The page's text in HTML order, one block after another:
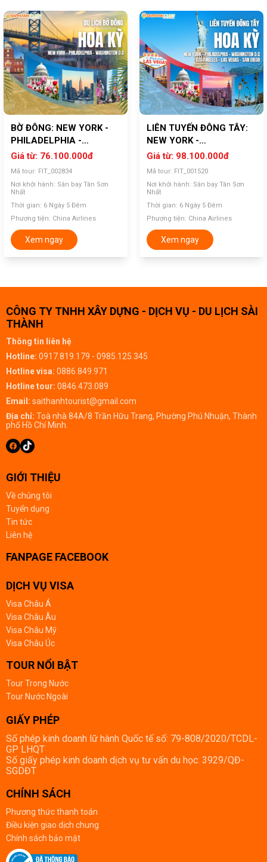
BỜ ĐÔNG: NEW YORK -
PHILADELPHIA -
WASHINGTON D.C
Giá từ: 76.100.000đ
Mã tour: FIT_002834
Nơi khởi hành: Sân bay Tân Sơn
Nhất
Thời gian: 6 Ngày 5 Đêm
Phương tiện: China Airlines
Xem ngay
LIÊN TUYẾN ĐÔNG TÂY:
NEW YORK -
PHILADELPHIA -
SAN DIEGO
Giá từ: 98.100.000đ
Mã tour: FIT_001520
Nơi khởi hành: Sân bay Tân Sơn
Nhất
Thời gian: 6 Ngày 5 Đêm
Phương tiện: China Airlines
Xem ngay
CÔNG TY TNHH XÂY DỰNG - DỊCH VỤ - DU LỊCH SÀI
THÀNH
Thông tin liên hệ
Hotline: 0917.819.179 - 0985.125.345
Hotline visa: 0886.849.971
Hotline tour: 0846.473.089
Email: saithanhtourist@gmail.com
Địa chỉ: Toà nhà 84A/8 Trần Hữu Trang, Phường Phú Nhuận, Thành
phố Hồ Chí Minh.
GIỚI THIỆU
Về chúng tôi
Tuyển dụng
Tin tức
Liên hệ
FANPAGE FACEBOOK
DỊCH VỤ VISA
Visa Châu Á
Visa Châu Âu
Visa Châu Mỹ
Visa Châu Úc
TOUR NỔI BẬT
Tour Trong Nước
Tour Nước Ngoài
GIẤY PHÉP
Số phép kinh doanh lữ hành Quốc tế số: 79-808/2020/TCDL-
GP LHQT
Số giấy phép kinh doanh dịch vụ tư vấn du học: 3929/QĐ-
SGDĐT
CHÍNH SÁCH
Phương thức thanh toán
Điều kiện giao dịch chung
Chính sách bảo mật